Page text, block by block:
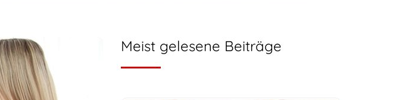
Meist gelesene Beiträge